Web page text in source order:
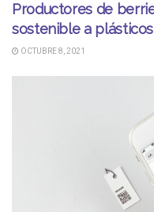
Productores de
sostenible a
OCTUBRE 8, 2021